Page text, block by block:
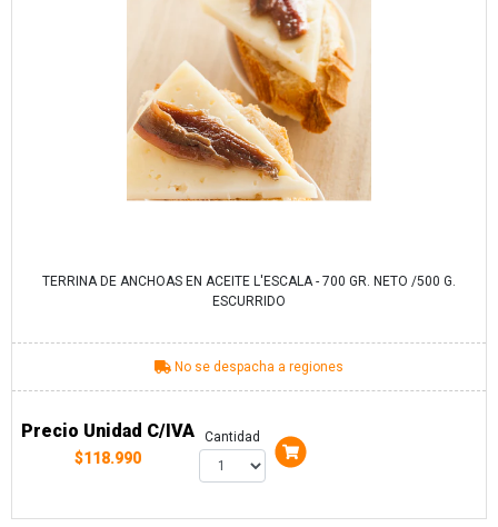
TERRINA DE ANCHOAS EN ACEITE L'ESCALA - 700 GR. NETO /500 G.
ESCURRIDO
No se despacha a regiones
Precio Unidad C/IVA
$118.990
Cantidad